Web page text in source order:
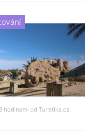
hodinami od Turistika.cz